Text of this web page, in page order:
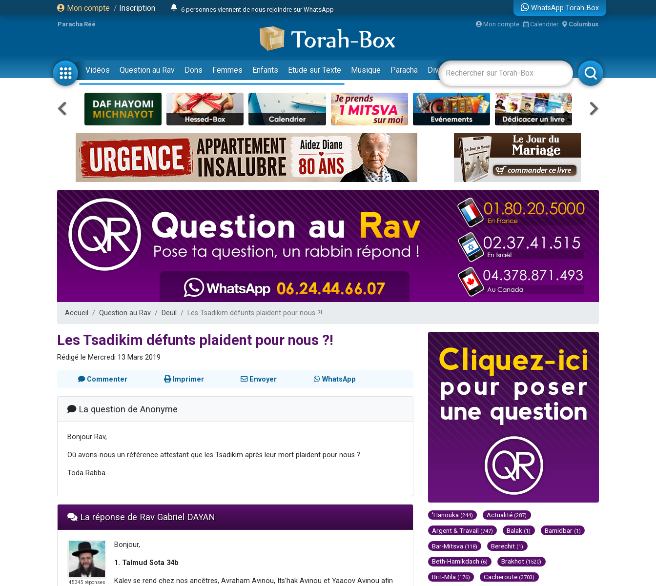
Mon compte / Inscription
6 personnes viennent de nous rejoindre sur WhatsApp
2 personnes viennent de faire un don pour 1 Journée de Vacances Pour les Enfants
17 personnes viennent de demander une bénédiction
4 personnes viennent de nous rejoindre sur WhatsApp
Il reste 49 places pour étudier en groupe sur Zoom
23 personnes viennent de faire un don pour Diane, 80 ans, dans un appartement insalubre
Eva vient de donner son Maasser
4 personnes viennent de nous rejoindre sur WhatsApp
3 personnes viennent de nous rejoindre sur WhatsApp
3 personnes viennent de faire un don pour 5 jours de vacances aux Orphelins
Odaya vient de donner son Maasser
13 personnes viennent de demander une bénédiction
2 personnes viennent de nous rejoindre sur WhatsApp
30 personnes viennent de faire un don pour Sauvez la jambe de Yohan
Il reste 49 places pour étudier en groupe sur Zoom
3 personnes viennent de nous rejoindre sur WhatsApp
2 personnes viennent de nous rejoindre sur WhatsApp
2 personnes viennent de nous rejoindre sur WhatsApp
WhatsApp Torah-Box
Paracha Réé Mon compte Calendrier Columbus
Vidéos Question au Rav Dons Femmes Enfants Etude sur Texte Musique Paracha Divertissements Livres Rabbanim
Accueil Question au Rav Deuil Les Tsadikim défunts plaident pour nous ?!
Les Tsadikim défunts plaident pour nous ?!
Rédigé le Mercredi 13 Mars 2019
Commenter Imprimer Envoyer WhatsApp
La question de Anonyme
Bonjour Rav,
Où avons-nous un référence attestant que les Tsadikim après leur mort plaident pour nous ?
Toda Rabba.
La réponse de Rav Gabriel DAYAN
45345 réponses
Bonjour,
1. Talmud Sota 34b
Kalev se rend chez nos ancêtres, Avraham Avinou, Its’hak Avinou et Yaacov Avinou afin
'Hanouka (244) Actualité (287)
Argent & Travail (747) Balak (1) Bamidbar (1)
Bar-Mitsva (118) Berechit (1)
Beth-Hamikdach (6) Brakhot (1520)
Brit-Mila (176) Cacheroute (3703)